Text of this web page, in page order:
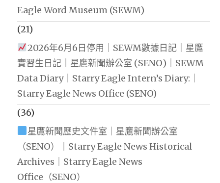
Eagle Word Museum (SEWM)
(21)
2026年6月6日停用｜SEWM數據日記｜星鷹
實習生日記｜星鷹新聞辦公室 (SENO)｜SEWM
Data Diary｜Starry Eagle Intern’s Diary:｜
Starry Eagle News Office (SENO)
(36)
星鷹新聞歷史文件室｜星鷹新聞辦公室
（SENO）｜Starry Eagle News Historical
Archives｜Starry Eagle News
Office（SENO）